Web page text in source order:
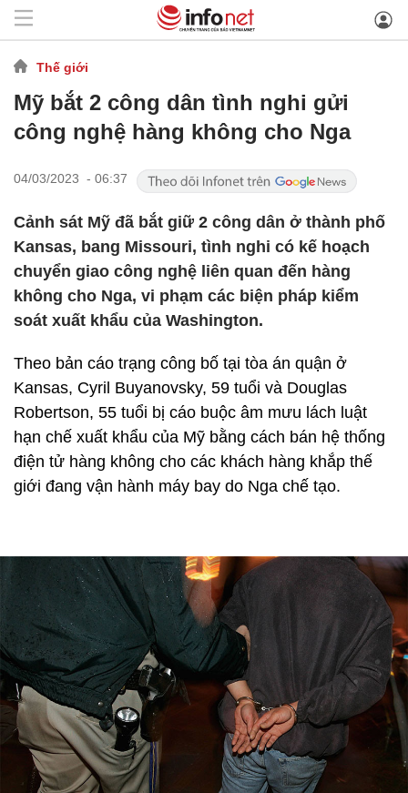
Thế giới
Mỹ bắt 2 công dân tình nghi gửi
công nghệ hàng không cho Nga
04/03/2023 - 06:37
Cảnh sát Mỹ đã bắt giữ 2 công dân ở thành phố
Kansas, bang Missouri, tình nghi có kế hoạch
chuyển giao công nghệ liên quan đến hàng
không cho Nga, vi phạm các biện pháp kiểm
soát xuất khẩu của Washington.
Theo bản cáo trạng công bố tại tòa án quận ở
Kansas, Cyril Buyanovsky, 59 tuổi và Douglas
Robertson, 55 tuổi bị cáo buộc âm mưu lách luật
hạn chế xuất khẩu của Mỹ bằng cách bán hệ thống
điện tử hàng không cho các khách hàng khắp thế
giới đang vận hành máy bay do Nga chế tạo.